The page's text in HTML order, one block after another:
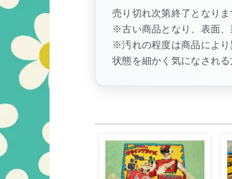
売り切れ次第終了となりま
※古い商品となり、表面、
※汚れの程度は商品により
状態を細かく気になされる